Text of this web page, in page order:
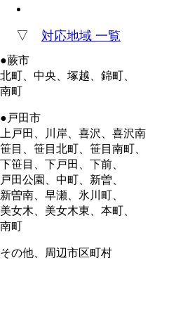
▽ 対応地域 一覧
●蕨市
北町、中央、塚越、錦町、
南町
●戸田市
上戸田、川岸、喜沢、喜沢南
笹目、笹目北町、笹目南町、
下笹目、下戸田、下前、
戸田公園、中町、新曽、
新曽南、早瀬、氷川町、
美女木、美女木東、本町、
南町
その他、周辺市区町村